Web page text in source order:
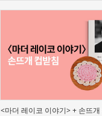
<마더 레이코 이야기> + 손뜨개